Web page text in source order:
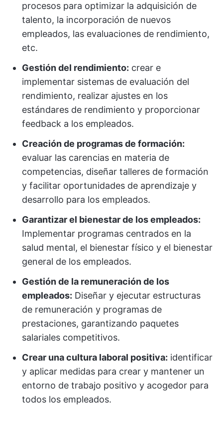
procesos para optimizar la adquisición de
talento, la incorporación de nuevos
empleados, las evaluaciones de rendimiento,
etc.
Gestión del rendimiento: crear e
implementar sistemas de evaluación del
rendimiento, realizar ajustes en los
estándares de rendimiento y proporcionar
feedback a los empleados.
Creación de programas de formación:
evaluar las carencias en materia de
competencias, diseñar talleres de formación
y facilitar oportunidades de aprendizaje y
desarrollo para los empleados.
Garantizar el bienestar de los empleados:
Implementar programas centrados en la
salud mental, el bienestar físico y el bienestar
general de los empleados.
Gestión de la remuneración de los
empleados: Diseñar y ejecutar estructuras
de remuneración y programas de
prestaciones, garantizando paquetes
salariales competitivos.
Crear una cultura laboral positiva: identificar
y aplicar medidas para crear y mantener un
entorno de trabajo positivo y acogedor para
todos los empleados.